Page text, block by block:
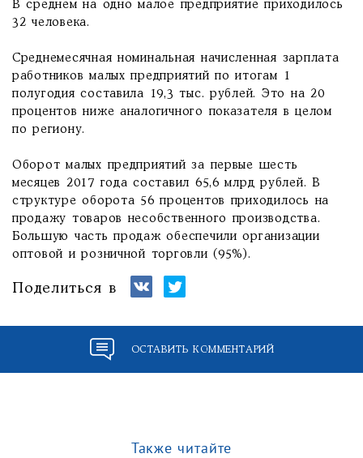
В среднем на одно малое предприятие приходилось
32 человека.
Среднемесячная номинальная начисленная зарплата
работников малых предприятий по итогам 1
полугодия составила 19,3 тыс. рублей. Это на 20
процентов ниже аналогичного показателя в целом
по региону.
Оборот малых предприятий за первые шесть
месяцев 2017 года составил 65,6 млрд рублей. В
структуре оборота 56 процентов приходилось на
продажу товаров несобственного производства.
Большую часть продаж обеспечили организации
оптовой и розничной торговли (95%).
Поделиться в
ОСТАВИТЬ КОММЕНТАРИЙ
Также читайте